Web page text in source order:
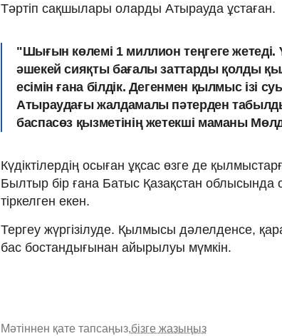
Тәртіп сақшылары оларды Атырауда ұстаған.
"Шығын көлемі 1 миллион теңгеге жетеді.
әшекей сияқты бағалы заттарды қолды
есімін ғана білдік. Дегенмен қылмыс ізі
Атыраудағы жалдамалы пәтерден
баспасөз қызметінің жетекші маманы
Күдіктілердің осыған ұқсас өзге де
Былтыр бір ғана Батыс Қазақстан облысында
тіркелген екен.
Тергеу жүргізілуде. Қылмысы дәлелденсе,
бас бостандығынан айырылуы мүмкін.
Мәтіннен қате тапсаңыз,бізге жазыңыз